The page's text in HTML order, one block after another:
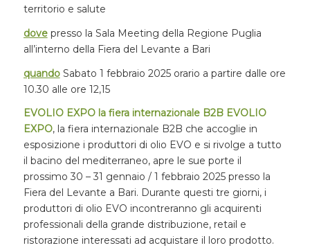
territorio e salute
dovepresso la Sala Meeting della Regione Puglia
all’interno della Fiera del Levante a Bari
quandoSabato 1 febbraio 2025 orario a partire dalle ore
10.30 alle ore 12,15
EVOLIO EXPO la fiera internazionale B2B EVOLIO
EXPO, la fiera internazionale B2B che accoglie in
esposizione i produttori di olio EVO e si rivolge a tutto
il bacino del mediterraneo, apre le sue porte il
prossimo 30 – 31 gennaio / 1 febbraio 2025 presso la
Fiera del Levante a Bari. Durante questi tre giorni, i
produttori di olio EVO incontreranno gli acquirenti
professionali della grande distribuzione, retail e
ristorazione interessati ad acquistare il loro prodotto.